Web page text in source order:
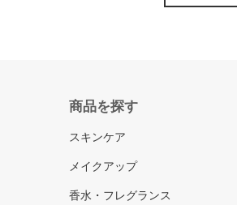
商品を探す
スキンケア
メイクアップ
香水・フレグランス